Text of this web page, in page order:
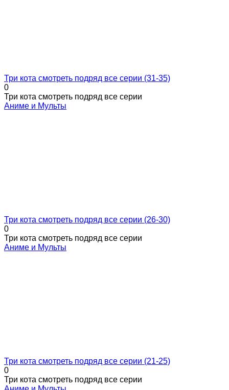
Три кота смотреть подряд все серии (31-35)
0
Три кота смотреть подряд все серии
Аниме и Мульты
Три кота смотреть подряд все серии (26-30)
0
Три кота смотреть подряд все серии
Аниме и Мульты
Три кота смотреть подряд все серии (21-25)
0
Три кота смотреть подряд все серии